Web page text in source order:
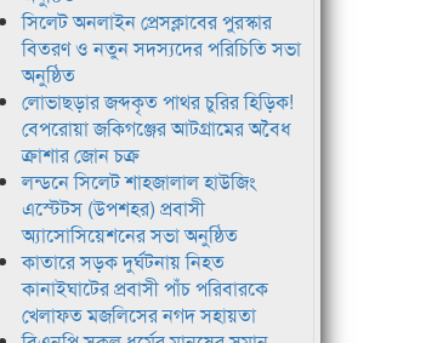
সিলেট অনলাইন প্রেসক্লাবের পুরস্কার
বিতরণ ও নতুন সদস্যদের পরিচিতি সভা
অনুষ্ঠিত
লোভাছড়ার জব্দকৃত পাথর চুরির হিড়িক!
বেপরোয়া জকিগঞ্জের আটগ্রামের অবৈধ
ক্রাশার জোন চক্র
লন্ডনে সিলেট শাহজালাল হাউজিং
এস্টেটস (উপশহর) প্রবাসী
অ্যাসোসিয়েশনের সভা অনুষ্ঠিত
কাতারে সড়ক দুর্ঘটনায় নিহত
কানাইঘাটের প্রবাসী পাঁচ পরিবারকে
খেলাফত মজলিসের নগদ সহায়তা